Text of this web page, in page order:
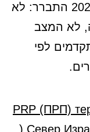
. עם זאת, עד אמצע 2026 התברר: לא
לא המצב
לפי
PRP (ПРП)
Север Израиля для здоровья волос (